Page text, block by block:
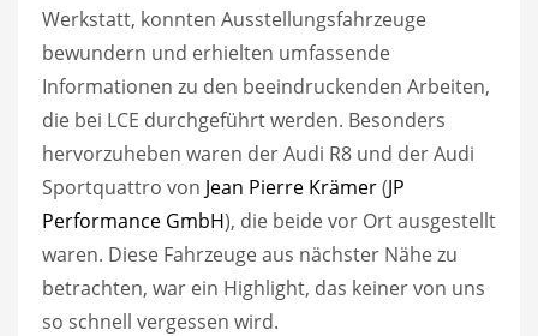
Werkstatt, konnten Ausstellungsfahrzeuge
bewundern und erhielten umfassende
Informationen zu den beeindruckenden Arbeiten,
die bei LCE durchgeführt werden. Besonders
hervorzuheben waren der Audi R8 und der Audi
Sportquattro von Jean Pierre Krämer(JP
Performance GmbH), die beide vor Ort ausgestellt
waren. Diese Fahrzeuge aus nächster Nähe zu
betrachten, war ein Highlight, das keiner von uns
so schnell vergessen wird.